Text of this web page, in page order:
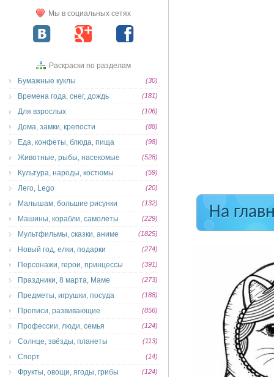
На
Мы в социальных сетях
Раскраски по разделам
Бумажные куклы
(30)
Времена года, снег, дождь (181)
Для взрослых (106)
Дома, замки, крепости (88)
Еда, конфеты, блюда, пища (98)
Животные, рыбы, насекомые (528)
Культура, народы, костюмы (59)
Лего, Lego (20)
Малышам, большие рисунки (132)
Машины, корабли, самолёты (229)
Мультфильмы, сказки, аниме (1825)
Новый год, елки, подарки (274)
Персонажи, герои, принцессы (391)
Праздники, 8 марта, Маме (273)
Предметы, игрушки, посуда (188)
Прописи, развивающие (856)
Профессии, люди, семья (124)
Солнце, звёзды, планеты (113)
Спорт (14)
Фрукты, овощи, ягоды, грибы (124)